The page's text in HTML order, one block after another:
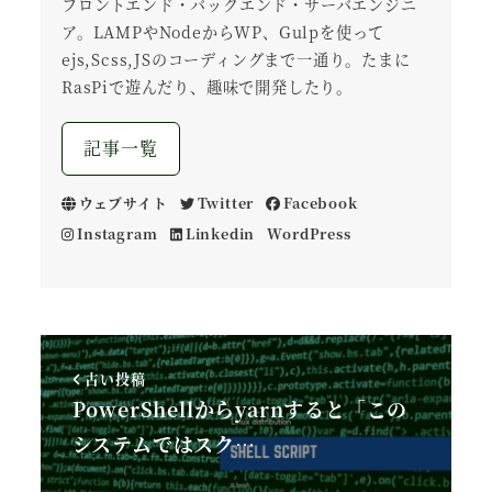
ア。LAMPやNodeからWP、Gulpを使って
ejs,Scss,JSのコーディングまで一通り。たまに
RasPiで遊んだり、趣味で開発したり。
記事一覧
ウェブサイト Twitter
Facebook
Instagram
Linkedin WordPress
古い投稿
PowerShellからyarnすると「この
システムではスク…